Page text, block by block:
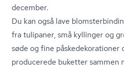
december.
Du kan også lave
fra tulipaner, små kyllinger og
søde og fine på­ske­de­ko­ra­tio­ner
producerede buketter sammen